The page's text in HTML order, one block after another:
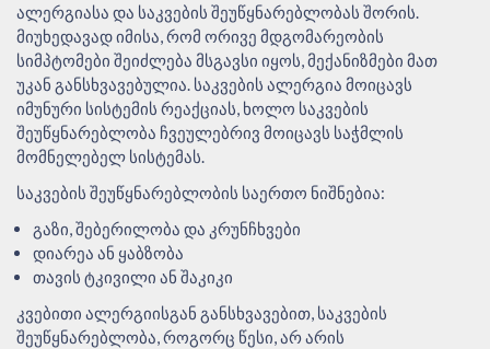
ალერგიასა და საკვების შეუწყნარებლობას შორის.
მიუხედავად იმისა, რომ ორივე მდგომარეობის
სიმპტომები შეიძლება მსგავსი იყოს, მექანიზმები მათ
უკან განსხვავებულია. საკვების ალერგია მოიცავს
იმუნური სისტემის რეაქციას, ხოლო საკვების
შეუწყნარებლობა ჩვეულებრივ მოიცავს საჭმლის
მომნელებელ სისტემას.
საკვების შეუწყნარებლობის საერთო ნიშნებია:
გაზი, შებერილობა და კრუნჩხვები
დიარეა ან ყაბზობა
თავის ტკივილი ან შაკიკი
კვებითი ალერგიისგან განსხვავებით, საკვების
შეუწყნარებლობა, როგორც წესი, არ არის